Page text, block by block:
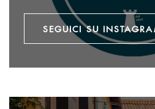
SEGUICI SU
Invia email